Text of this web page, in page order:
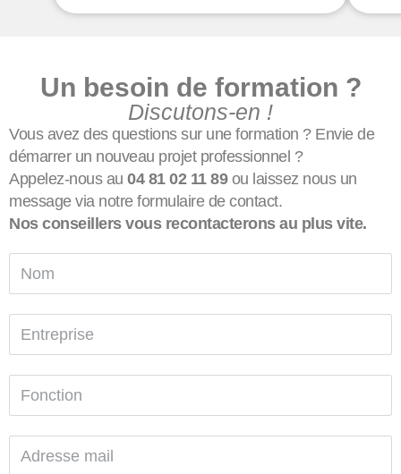
Un besoin de formation ?
Discutons-en !
Vous avez des questions sur une formation ? Envie de
démarrer un nouveau projet professionnel ?
Appelez-nous au 04 81 02 11 89ou laissez nous un
message via notre formulaire de contact.
Nos conseillers vous recontacterons au plus vite.